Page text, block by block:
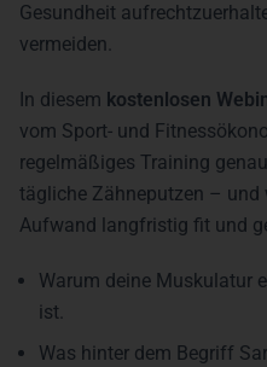
Gesundheit
vermeiden.
In diesem kostenlosen
vom Sport- und
regelmäßiges Training
tägliche Zähneputzen –
Aufwand langfristig fit und
Warum deine Muskulatur
ist.
Was hinter dem Begriff